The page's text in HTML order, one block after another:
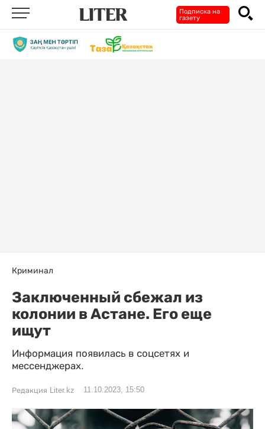
Подписка на
газету
Криминал
Заключенный сбежал из
колонии в Астане. Его еще
ищут
Информация появилась в соцсетях и
мессенджерах.
Редакция Liter.kz 11.10.2023, 15:50